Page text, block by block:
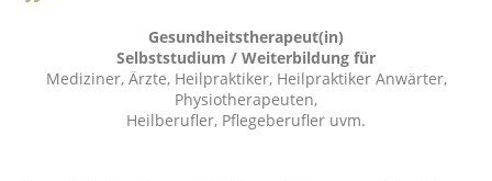
Gesundheitstherapeut(in)
Selbststudium / Weiterbildung für
Mediziner, Ärzte, Heilpraktiker, Heilpraktiker Anwärter,
Physiotherapeuten,
Heilberufler, Pflegeberufler uvm.